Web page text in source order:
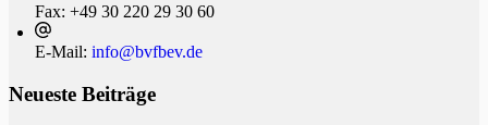
Fax: +49 30 220 29 30 60
E-Mail: info@bvfbev.de
Neueste Beiträge